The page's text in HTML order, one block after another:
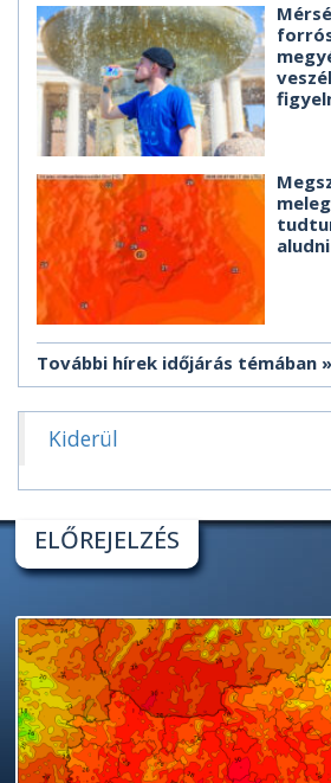
További hírek időjárás témában
Kiderül
ELŐREJELZÉS